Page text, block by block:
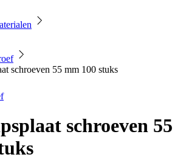
schroeven 55 mm 100 stuks
schroeven 55